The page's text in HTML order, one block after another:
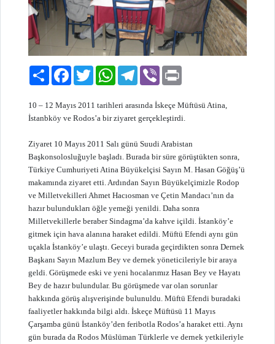
PaylaşFacebook
TwitterWhatsAppTelegram
Viber
10 – 12 Mayıs 2011 tarihleri arasında İskeçe Müftüsü Atina,
İstanbköy ve Rodos’a bir ziyaret gerçekleştirdi.
Ziyaret 10 Mayıs 2011 Salı günü Suudi Arabistan
Başkonsolosluğuyle başladı. Burada bir süre görüştükten sonra,
Türkiye Cumhuriyeti Atina Büyükelçisi Sayın M. Hasan Göğüş’ü
makamında ziyaret etti. Ardından Sayın Büyükelçimizle Rodop
ve Milletvekilleri Ahmet Hacıosman ve Çetin Mandacı’nın da
hazır bulundukları öğle yemeği yenildi. Daha sonra
Milletvekillerle beraber Sindagma’da kahve içildi. İstanköy’e
gitmek için hava alanına haraket edildi. Müftü Efendi aynı gün
uçakla İstanköy’e ulaştı. Geceyi burada geçirdikten sonra Dernek
Başkanı Sayın Mazlum Bey ve dernek yöneticileriyle bir araya
geldi. Görüşmede eski ve yeni hocalarımız Hasan Bey ve Hayatı
Bey de hazır bulundular. Bu görüşmede var olan sorunlar
hakkında görüş alışverişinde bulunuldu. Müftü Efendi buradaki
faaliyetler hakkında bilgi aldı. İskeçe Müftüsü 11 Mayıs
Çarşamba günü İstanköy’den feribotla Rodos’a haraket etti. Aynı
gün burada da Rodos Müslüman Türklerle ve dernek yetkileriyle